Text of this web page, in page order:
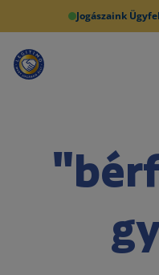
Jogászaink